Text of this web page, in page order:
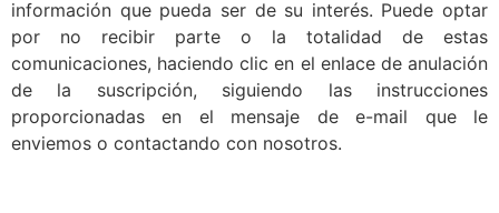
información que pueda ser de su interés. Puede optar
por no recibir parte o la totalidad de estas
comunicaciones, haciendo clic en el enlace de anulación
de la suscripción, siguiendo las instrucciones
proporcionadas en el mensaje de e-mail que le
enviemos o contactando con nosotros.